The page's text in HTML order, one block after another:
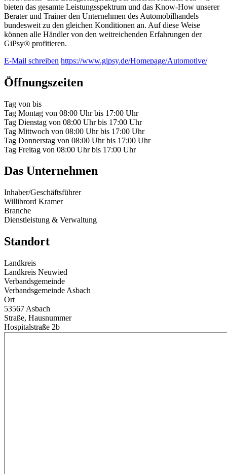
bieten das gesamte Leistungsspektrum und das Know-How unserer
Berater und Trainer den Unternehmen des Automobilhandels
bundesweit zu den gleichen Konditionen an. Auf diese Weise
können alle Händler von den weitreichenden Erfahrungen der
GiPsy® profitieren.
E-Mail schreiben https://www.gipsy.de/Homepage/Automotive/
Öffnungszeiten
Tag von bis
Tag Montag von 08:00 Uhr bis 17:00 Uhr
Tag Dienstag von 08:00 Uhr bis 17:00 Uhr
Tag Mittwoch von 08:00 Uhr bis 17:00 Uhr
Tag Donnerstag von 08:00 Uhr bis 17:00 Uhr
Tag Freitag von 08:00 Uhr bis 17:00 Uhr
Das Unternehmen
Inhaber/Geschäftsführer
Willibrord Kramer
Branche
Dienstleistung & Verwaltung
Standort
Landkreis
Landkreis Neuwied
Verbandsgemeinde
Verbandsgemeinde Asbach
Ort
53567 Asbach
Straße, Hausnummer
Hospitalstraße 2b